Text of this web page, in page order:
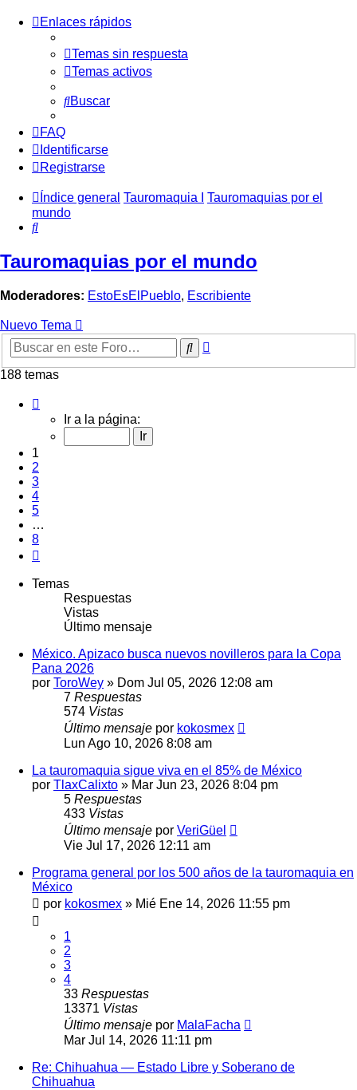
Enlaces rápidos
Temas sin respuesta
Temas activos
Buscar
FAQ
Identificarse
Registrarse
Índice general Tauromaquia I
Tauromaquias por el
mundo
Buscar
Tauromaquias por el mundo
Moderadores: EstoEsElPueblo, Escribiente
Nuevo Tema
Buscar
188 temas
Ir a la página:
1
2
3
4
5
…
8
Temas
Respuestas
Vistas
Último mensaje
México. Apizaco busca nuevos novilleros para la Copa
Pana 2026
por ToroWey » Dom Jul 05, 2026 12:08 am
7 Respuestas
574 Vistas
Último mensaje por kokosmex
Lun Ago 10, 2026 8:08 am
La tauromaquia sigue viva en el 85% de México
por TlaxCalixto » Mar Jun 23, 2026 8:04 pm
5 Respuestas
433 Vistas
Último mensaje por VeriGüel
Vie Jul 17, 2026 12:11 am
Programa general por los 500 años de la tauromaquia en
México
por kokosmex » Mié Ene 14, 2026 11:55 pm
1
2
3
4
33 Respuestas
13371 Vistas
Último mensaje por MalaFacha
Mar Jul 14, 2026 11:11 pm
Re: Chihuahua — Estado Libre y Soberano de
Chihuahua